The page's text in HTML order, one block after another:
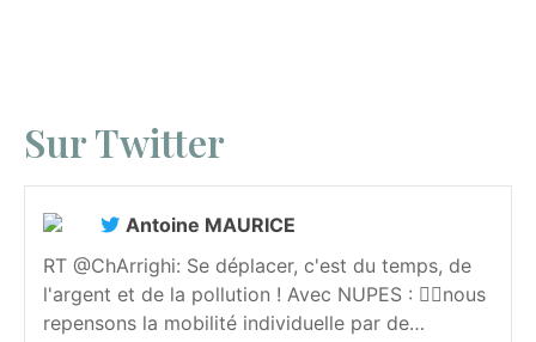
Sur Twitter
Antoine MAURICE
RT @ChArrighi: Se déplacer, c'est du temps, de
l'argent et de la pollution ! Avec NUPES : 👉🏻nous
repensons la mobilité individuelle par de…